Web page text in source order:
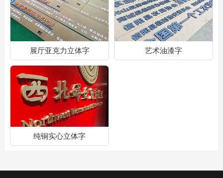
展厅亚克力立体字 艺术油漆字
纯铜实心立体字